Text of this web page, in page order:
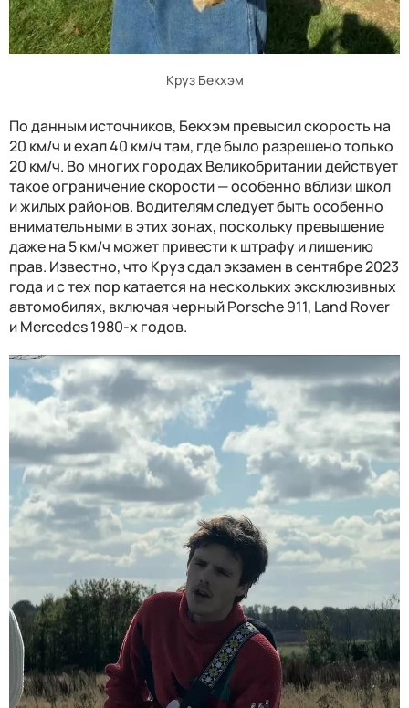
Круз Бекхэм
По данным источников, Бекхэм превысил скорость на
20 км/ч и ехал 40 км/ч там, где было разрешено только
20 км/ч. Во многих городах Великобритании действует
такое ограничение скорости — особенно вблизи школ
и жилых районов. Водителям следует быть особенно
внимательными в этих зонах, поскольку превышение
даже на 5 км/ч может привести к штрафу и лишению
прав. Известно, что Круз сдал экзамен в сентябре 2023
года и с тех пор катается на нескольких эксклюзивных
автомобилях, включая черный Porsche 911, Land Rover
и Mercedes 1980-х годов.